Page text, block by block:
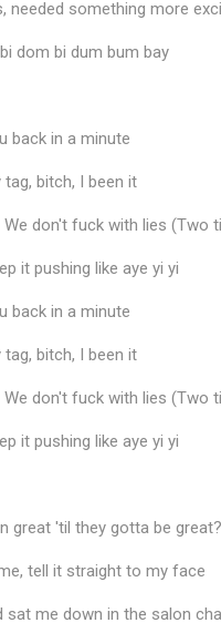
needed something more
dom bi dum bum bay
back in a minute
tag, bitch, I been it
We don't fuck with lies (Two
it pushing like aye yi yi
back in a minute
tag, bitch, I been it
We don't fuck with lies (Two
it pushing like aye yi yi
great 'til they gotta be great?
tell it straight to my face
sat me down in the salon